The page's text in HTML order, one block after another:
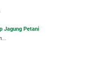
Jagung Petani